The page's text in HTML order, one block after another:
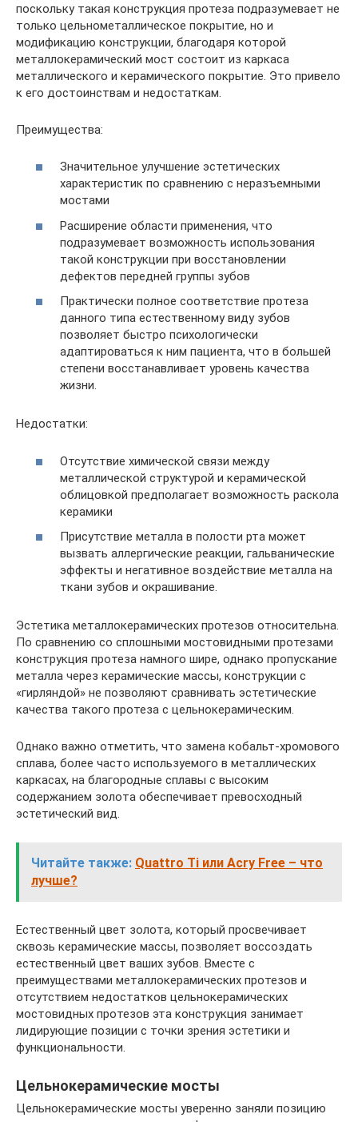
поскольку такая конструкция протеза подразумевает не
только цельнометаллическое покрытие, но и
модификацию конструкции, благодаря которой
металлокерамический мост состоит из каркаса
металлического и керамического покрытие. Это привело
к его достоинствам и недостаткам.
Преимущества:
Значительное улучшение эстетических
характеристик по сравнению с неразъемными
мостами
Расширение области применения, что
подразумевает возможность использования
такой конструкции при восстановлении
дефектов передней группы зубов
Практически полное соответствие протеза
данного типа естественному виду зубов
позволяет быстро психологически
адаптироваться к ним пациента, что в большей
степени восстанавливает уровень качества
жизни.
Недостатки:
Отсутствие химической связи между
металлической структурой и керамической
облицовкой предполагает возможность раскола
керамики
Присутствие металла в полости рта может
вызвать аллергические реакции, гальванические
эффекты и негативное воздействие металла на
ткани зубов и окрашивание.
Эстетика металлокерамических протезов относительна.
По сравнению со сплошными мостовидными протезами
конструкция протеза намного шире, однако пропускание
металла через керамические массы, конструкции с
«гирляндой» не позволяют сравнивать эстетические
качества такого протеза с цельнокерамическим.
Однако важно отметить, что замена кобальт-хромового
сплава, более часто используемого в металлических
каркасах, на благородные сплавы с высоким
содержанием золота обеспечивает превосходный
эстетический вид.
Читайте также: Quattro Ti или Acry Free – что
лучше?
Естественный цвет золота, который просвечивает
сквозь керамические массы, позволяет воссоздать
естественный цвет ваших зубов. Вместе с
преимуществами металлокерамических протезов и
отсутствием недостатков цельнокерамических
мостовидных протезов эта конструкция занимает
лидирующие позиции с точки зрения эстетики и
функциональности.
Цельнокерамические мосты
Цельнокерамические мосты уверенно заняли позицию